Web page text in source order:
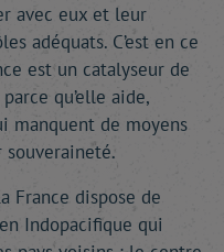
avec eux et leur
adéquats. C’est en ce
est un catalyseur de
qu’elle aide,
manquent de moyens
France dispose de
Indopacifique qui